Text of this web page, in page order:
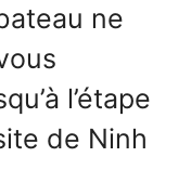
ne
l’étape
de Ninh